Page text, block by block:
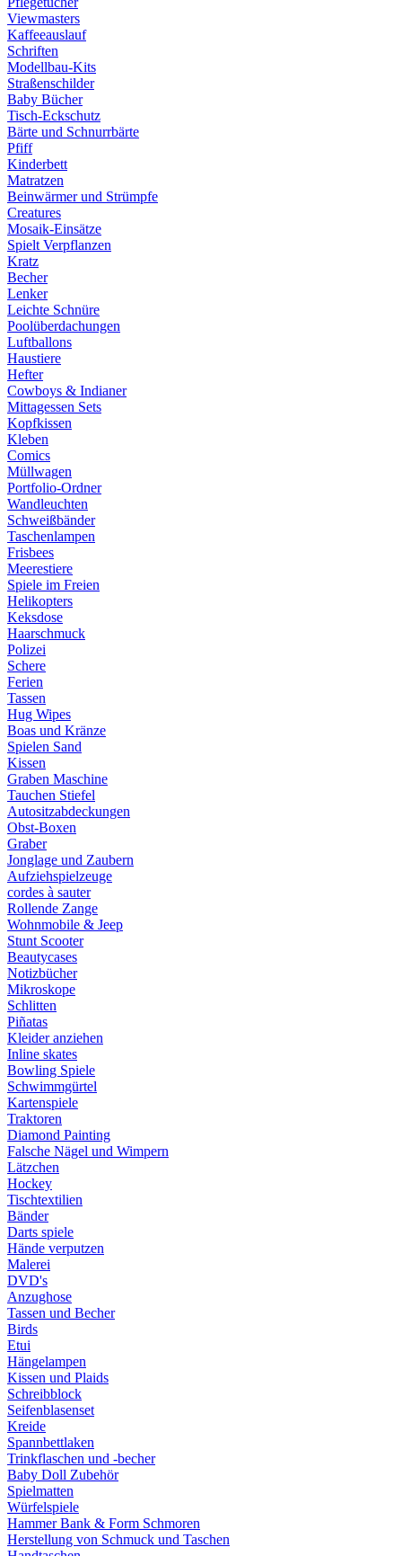
Viewmasters
Kaffeeauslauf
Schriften
Modellbau-Kits
Straßenschilder
Baby Bücher
Tisch-Eckschutz
Bärte und Schnurrbärte
Pfiff
Kinderbett
Matratzen
Beinwärmer und Strümpfe
Creatures
Mosaik-Einsätze
Spielt Verpflanzen
Kratz
Becher
Lenker
Leichte Schnüre
Poolüberdachungen
Luftballons
Haustiere
Hefter
Cowboys & Indianer
Mittagessen Sets
Kopfkissen
Kleben
Comics
Müllwagen
Portfolio-Ordner
Wandleuchten
Schweißbänder
Taschenlampen
Frisbees
Meerestiere
Spiele im Freien
Helikopters
Keksdose
Haarschmuck
Polizei
Schere
Ferien
Tassen
Hug Wipes
Boas und Kränze
Spielen Sand
Kissen
Graben Maschine
Tauchen Stiefel
Autositzabdeckungen
Obst-Boxen
Graber
Jonglage und Zaubern
Aufziehspielzeuge
cordes à sauter
Rollende Zange
Wohnmobile & Jeep
Stunt Scooter
Beautycases
Notizbücher
Mikroskope
Schlitten
Piñatas
Kleider anziehen
Inline skates
Bowling Spiele
Schwimmgürtel
Kartenspiele
Traktoren
Diamond Painting
Falsche Nägel und Wimpern
Lätzchen
Hockey
Tischtextilien
Bänder
Darts spiele
Hände verputzen
Malerei
DVD's
Anzughose
Tassen und Becher
Birds
Etui
Hängelampen
Kissen und Plaids
Schreibblock
Seifenblasenset
Kreide
Spannbettlaken
Trinkflaschen und -becher
Baby Doll Zubehör
Spielmatten
Würfelspiele
Hammer Bank & Form Schmoren
Herstellung von Schmuck und Taschen